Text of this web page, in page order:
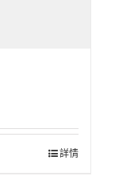
詳情